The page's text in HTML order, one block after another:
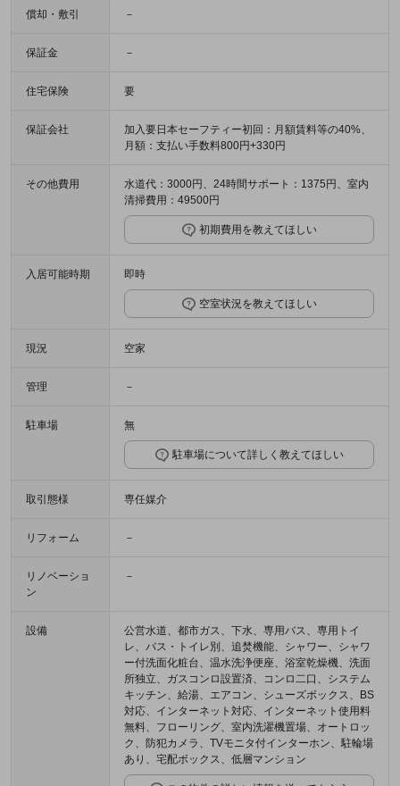
償却・敷引 －
保証金 －
住宅保険 要
保証会社
加入要日本セーフティー初回：月額賃料等の40%、
月額：支払い手数料800円+330円
その他費用
水道代：3000円、24時間サポート：1375円、室内
清掃費用：49500円
初期費用を教えてほしい
入居可能時期 即時
空室状況を教えてほしい
現況 空家
管理 －
駐車場 無
駐車場について詳しく教えてほしい
取引態様 専任媒介
リフォーム －
リノベーショ
ン
－
設備
公営水道、都市ガス、下水、専用バス、専用トイ
レ、バス・トイレ別、追焚機能、シャワー、シャワ
ー付洗面化粧台、温水洗浄便座、浴室乾燥機、洗面
所独立、ガスコンロ設置済、コンロ二口、システム
キッチン、給湯、エアコン、シューズボックス、BS
対応、インターネット対応、インターネット使用料
無料、フローリング、室内洗濯機置場、オートロッ
ク、防犯カメラ、TVモニタ付インターホン、駐輪場
あり、宅配ボックス、低層マンション